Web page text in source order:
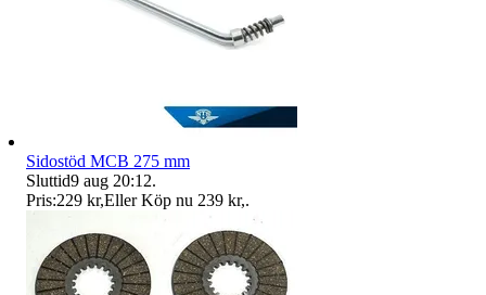
Sidostöd MCB 275 mm
Sluttid9 aug 20:12.
Pris:229 kr,Eller Köp nu 239 kr,.